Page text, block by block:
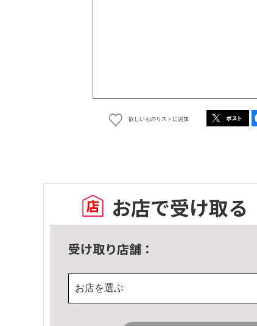
欲しいものリストに追加
お店で受け取る
受け取り店舗：
お店を選ぶ